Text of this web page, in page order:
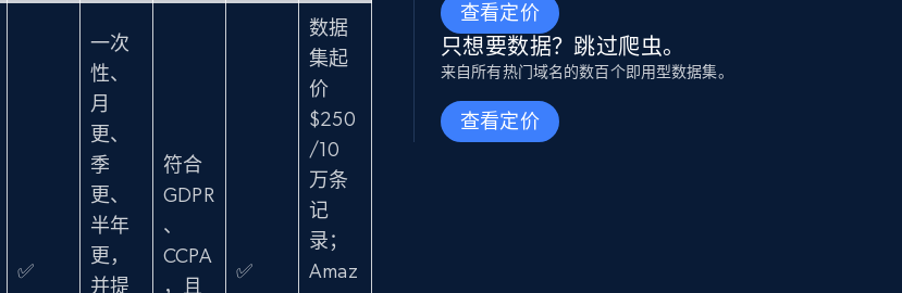
✅
一次
性、
月
更、
季
更、
半年
更，
并提
符合
GDPR
、
CCPA
，且
✅
数据
集起
价
$250
/10
万条
记
录；
Amaz
查看定价
只想要数据？跳过爬虫。
来自所有热门域名的数百个即用型数据集。
查看定价